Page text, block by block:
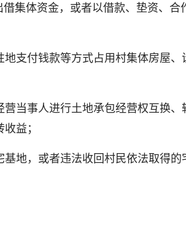
集体资金，或者以借款、垫资、合
支付钱款等方式占用村集体房屋、
当事人进行土地承包经营权互换、
益；
地，或者违法收回村民依法取得的